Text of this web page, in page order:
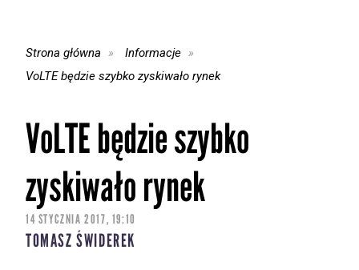
Strona główna
Informacje
VoLTE będzie szybko zyskiwało rynek
VoLTE będzie szybko
zyskiwało rynek
14 STYCZNIA 2017, 19:10
TOMASZ ŚWIDEREK